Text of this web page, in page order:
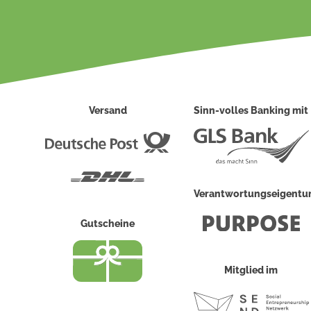
Versand
Deutsche
Gutscheine
Sinn-volles Banking mit
Mitglied im